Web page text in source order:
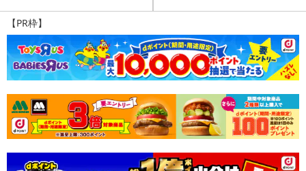
了することがございます。ご了承いただいたうえでお申し込みくだ
さい。
【配送伝票番号について】
伝票番号がマイページに表示されない場合もございます。
【配送日時の指定について】
配送日、配送時間が異なる可能性がございます。
【PR枠】